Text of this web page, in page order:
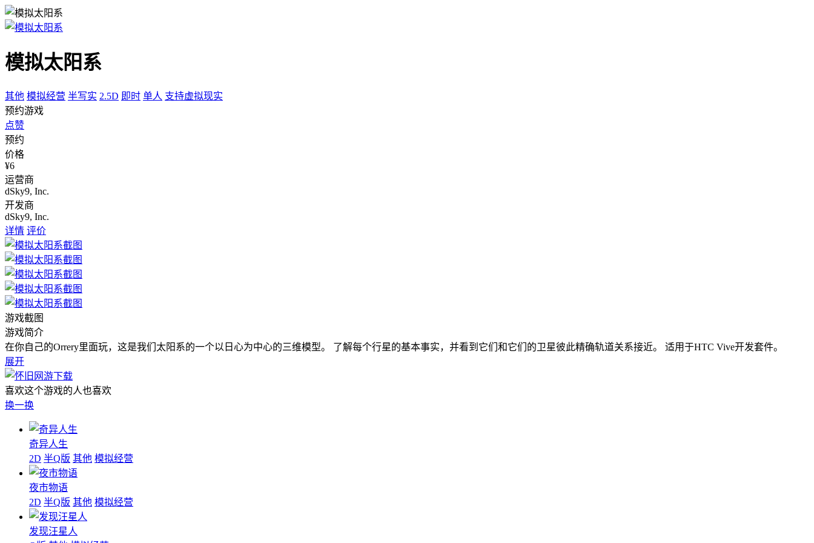
模拟太阳系
其他 模拟经营 半写实 2.5D 即时 单人 支持虚拟现实
预约游戏
点赞
预约
价格
¥6
运营商
dSky9, Inc.
开发商
dSky9, Inc.
详情 评价
游戏截图
游戏简介
在你自己的Orrery里面玩，这是我们太阳系的一个以日心为中心的三维模型。 了解每个行星的基本事实，并看到它们和它们的卫星彼此精确轨道关系接近。 适用于HTC Vive开发套件。
展开
喜欢这个游戏的人也喜欢
换一换
奇异人生
2D 半Q版 其他 模拟经营
夜市物语
2D 半Q版 其他 模拟经营
发现汪星人